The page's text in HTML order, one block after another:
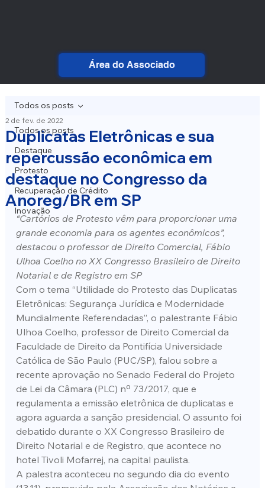
Área do Associado
Todos os posts
Destaque
Protesto
Recuperação de Crédito
Inovação
Todos os posts
Duplicatas Eletrônicas e sua
repercussão econômica em
destaque no Congresso da
Anoreg/BR em SP
2 de fev. de 2022
“Cartórios de Protesto vêm para proporcionar uma
grande economia para os agentes econômicos”,
destacou o professor de Direito Comercial, Fábio
Ulhoa Coelho no XX Congresso Brasileiro de Direito
Notarial e de Registro em SP
Com o tema “Utilidade do Protesto das Duplicatas
Eletrônicas: Segurança Jurídica e Modernidade
Mundialmente Referendadas”, o palestrante Fábio
Ulhoa Coelho, professor de Direito Comercial da
Faculdade de Direito da Pontifícia Universidade
Católica de São Paulo (PUC/SP), falou sobre a
recente aprovação no Senado Federal do Projeto
de Lei da Câmara (PLC) nº 73/2017, que e
regulamenta a emissão eletrônica de duplicatas e
agora aguarda a sanção presidencial. O assunto foi
debatido durante o XX Congresso Brasileiro de
Direito Notarial e de Registro, que acontece no
hotel Tivoli Mofarrej, na capital paulista.
A palestra aconteceu no segundo dia do evento